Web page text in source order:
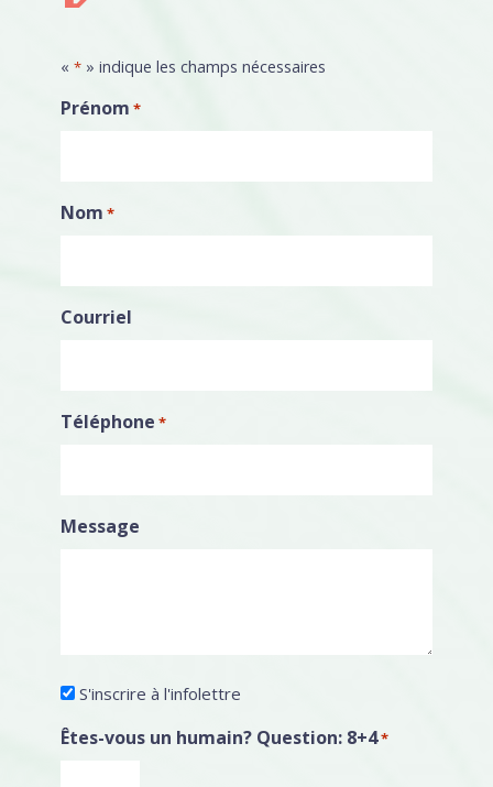
« *» indique les champs nécessaires
Prénom *
Nom *
Courriel
Téléphone *
Message
Infolettre
S'inscrire à l'infolettre
Êtes-vous un humain? Question: 8+4*